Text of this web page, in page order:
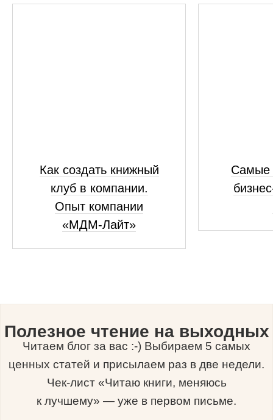
Как создать книжный
клуб в компании.
Опыт компании
«МДМ-Лайт»
Самые
Полезное чтение на выходных
Читаем блог за вас :-) Выбираем 5 самых
ценных статей и присылаем раз в две недели.
Чек-лист «Читаю книги, меняюсь
к лучшему» — уже в первом письме.